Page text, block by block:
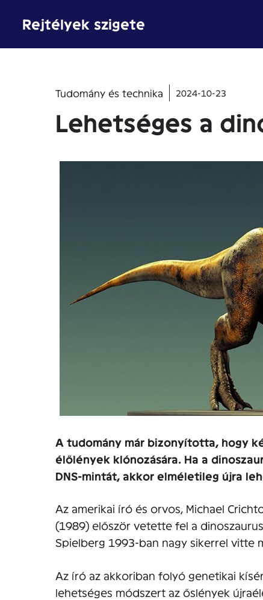
Rejtélyek szigete
Tudomány és technika 2024-10-23
Lehetséges a
A tudomány már bizonyította, hogy
élőlények klónozására. Ha a
DNS-mintát, akkor elméletileg újra
Az amerikai író és orvos, Michael
(1989) először vetette fel a
Spielberg 1993-ban nagy sikerrel vitte
Az író az akkoriban folyó genetikai
lehetséges módszert az őslények